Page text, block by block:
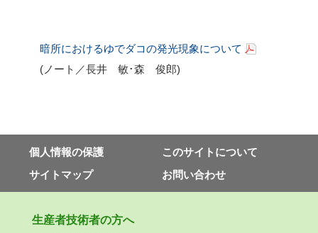
暗所におけるゆでダコの発光現象について
(ノート／長井 敏･森 俊郎)
個⼈情報の保護
このサイトについて
サイトマップ
お問い合わせ
⽣産者技術者の⽅へ